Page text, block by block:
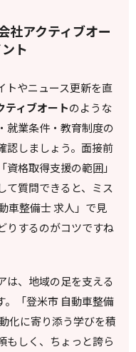
社アクティブオー
ト
トやニュース更新を直
ティブオートのような
就業条件・教育制度の
認しましょう。面接前
格取得支援の範囲」
て質問できると、ミス
車整備士 求人」で見
りするのがコツですね
は、地域の足を支える
。「登米市 自動車整備
化に寄り添う学びを積
もしく、ちょっと誇ら